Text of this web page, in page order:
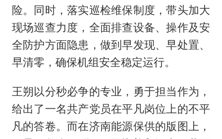
险。同时，落实巡检维保制度，带头加大
现场巡查力度，全面排查设备、操作及安
全防护方面隐患，做到早发现、早处置、
早清零，确保机组安全稳定运行。
王朔以分秒必争的专业，勇于担当作为，
给出了一名共产党员在平凡岗位上的不平
凡的答卷。而在济南能源保供的版图上，